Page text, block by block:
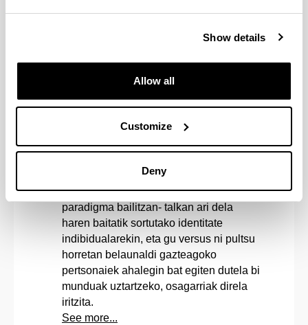
Show details
Allow all
Customize
Deny
Mari Goenaga, Jon Garaño, 2014) eta
Amama (Asier Altuna, 2015); Ander
(Jon Garaño, Jose Mari Goenaga, 2010);
Kutsidazu bidea, Ixabel (Fernando
eta ¿ez-lekuan¿ gertatzen diren
Pikadero (Ben Sharrock, 2015) eta
azterketatik ondorioztatzen da landa-
identitate kolektiboa -euskaltasunaren
paradigma bailitzan- talkan ari dela
haren baitatik sortutako identitate
indibidualarekin, eta gu versus ni pultsu
horretan belaunaldi gazteagoko
pertsonaiek ahalegin bat egiten dutela bi
munduak uztartzeko, osagarriak direla
iritzita.
See more...